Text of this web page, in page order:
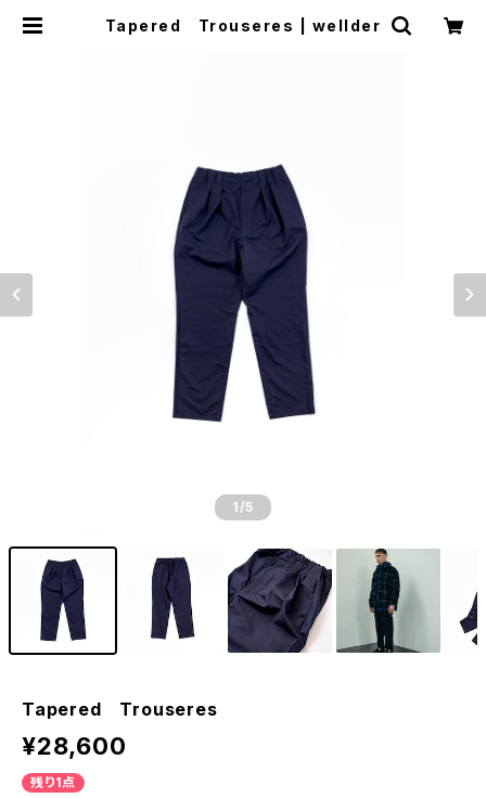
Tapered Trouseres | wellder
1 /5
Tapered Trouseres
¥28,600
残り1点